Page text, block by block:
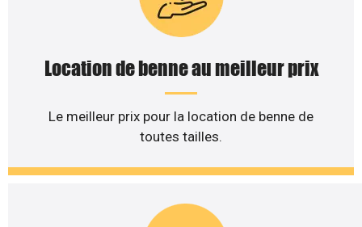
Location de benne au meilleur prix
Le meilleur prix pour la location de benne de
toutes tailles.